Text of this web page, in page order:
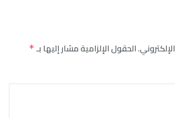
الحقول الإلزامية مشار إليها بـ*